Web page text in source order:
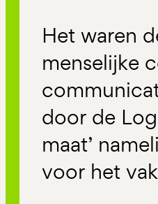
Het waren
menselijke
door de
maat’
voor het